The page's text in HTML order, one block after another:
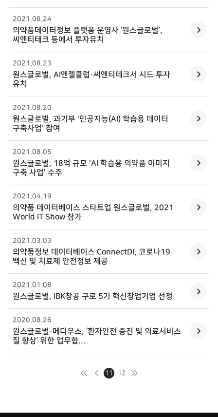
.24
2021.08
의약품데이터정보 플랫폼 운영사 ‘원스글로벌’,
씨엔티테크 등에서 투자유치
.23
2021.08
원스글로벌, AI엔젤클럽·씨엔티테크서 시드 투자
유치
.20
2021.08
원스글로벌, 과기부 '인공지능(AI) 학습용 데이터
구축사업' 참여
.05
2021.08
원스글로벌, 18억 규모 'AI 학습용 의약품 이미지
구축 사업' 수주
.19
2021.04
의약품 데이터베이스 스타트업원스글로벌, 2021
World IT Show 참가
.03
2021.03
의약품정보 데이터베이스 ConnectDI, 코로나19
백신 및 치료제 안전정보 제공
.08
2021.01
원스글로벌, IBK창공 구로 5기 혁신창업기업 선정
.26
2020.08
원스글로벌-메디우스, ‘환자안전 증진 및 의료서비스
질 향상’ 위한 업무협...
11 12